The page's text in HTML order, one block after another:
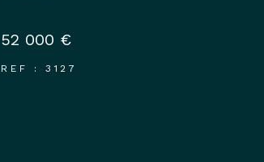
52 000 €
REF : 3127